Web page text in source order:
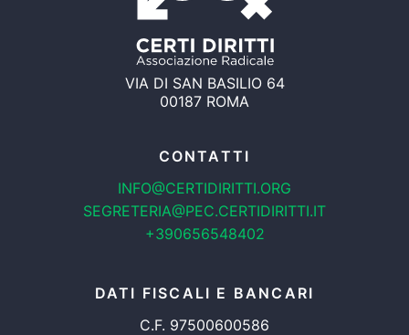
VIA DI SAN BASILIO 64
00187 ROMA
CONTATTI
INFO@CERTIDIRITTI.ORG
SEGRETERIA@PEC.CERTIDIRITTI.IT
+390656548402
DATI FISCALI E BANCARI
C.F. 97500600586